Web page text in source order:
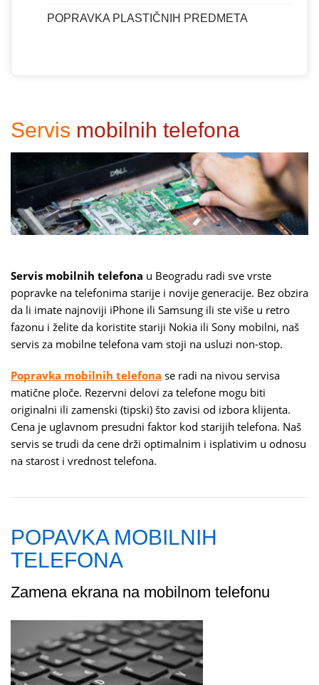
POPRAVKA PLASTIČNIH PREDMETA
Servis mobilnih telefona
Servis mobilnih telefona u Beogradu radi sve vrste
popravke na telefonima starije i novije generacije. Bez obzira
da li imate najnoviji iPhone ili Samsung ili ste više u retro
fazonu i želite da koristite stariji Nokia ili Sony mobilni, naš
servis za mobilne telefona vam stoji na usluzi non-stop.
Popravka mobilnih telefona se radi na nivou servisa
matične ploče. Rezervni delovi za telefone mogu biti
originalni ili zamenski (tipski) što zavisi od izbora klijenta.
Cena je uglavnom presudni faktor kod starijih telefona. Naš
servis se trudi da cene drži optimalnim i isplativim u odnosu
na starost i vrednost telefona.
POPAVKA MOBILNIH
TELEFONA
Zamena ekrana na mobilnom telefonu